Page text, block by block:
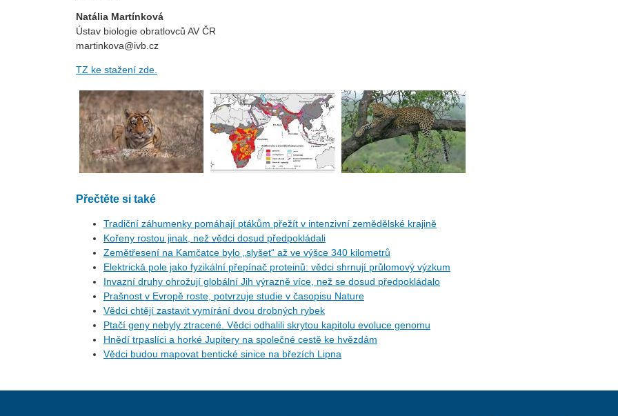
Natália Martínková
Ústav biologie obratlovců AV ČR
martinkova@ivb.cz
TZ ke stažení zde.
Přečtěte si také
Tradiční záhumenky pomáhají ptákům přežít v intenzivní zemědělské krajině
Kořeny rostou jinak, než vědci dosud předpokládali
Zemětřesení na Kamčatce bylo „slyšet“ až ve výšce 340 kilometrů
Elektrická pole jako fyzikální přepínač proteinů: vědci shrnují průlomový výzkum
Invazní druhy ohrožují globální Jih výrazně více, než se dosud předpokládalo
Prašnost v Evropě roste, potvrzuje studie v časopisu Nature
Vědci chtějí zastavit vymírání dvou drobných rybek
Ptačí geny nebyly ztracené. Vědci odhalili skrytou kapitolu evoluce genomu
Hnědí trpaslíci a horké Jupitery na společné cestě ke hvězdám
Vědci budou mapovat bentické sinice na březích Lipna